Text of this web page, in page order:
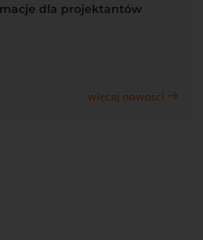
dla projektantów
więcej nowości